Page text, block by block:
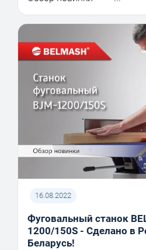
16.08.2022
Фуговальный станок
1200/150S - Сделано в
Беларусь!